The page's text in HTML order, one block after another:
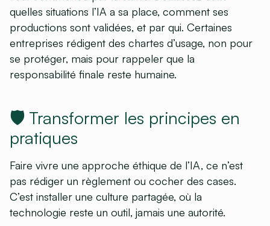
quelles situations l’IA a sa place, comment ses
productions sont validées, et par qui. Certaines
entreprises rédigent des chartes d’usage, non pour
se protéger, mais pour rappeler que la
responsabilité finale reste humaine.
🛡️ Transformer les principes en
pratiques
Faire vivre une approche éthique de l’IA, ce n’est
pas rédiger un règlement ou cocher des cases.
C’est installer une culture partagée, où la
technologie reste un outil, jamais une autorité.